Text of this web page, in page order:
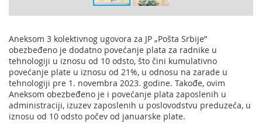
Aneksom 3 kolektivnog ugovora za JP „Pošta Srbije”
obezbeđeno je dodatno povećanje plata za radnike u
tehnologiji u iznosu od 10 odsto, što čini kumulativno
povećanje plate u iznosu od 21%, u odnosu na zarade u
tehnologiji pre 1. novembra 2023. godine. Takođe, ovim
Aneksom obezbeđeno je i povećanje plata zaposlenih u
administraciji, izuzev zaposlenih u poslovodstvu preduzeća, u
iznosu od 10 odsto počev od januarske plate.